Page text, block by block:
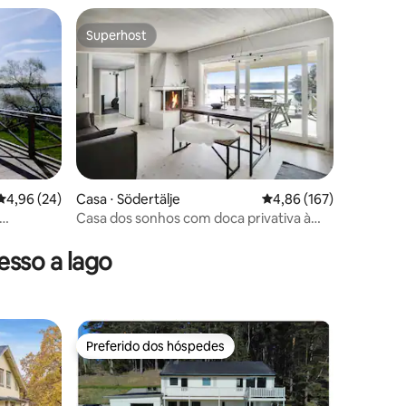
de uma avaliação média de 5, 24 avaliações
4,96 (24)
Superhost
Superhost
Casa ⋅ Södertälje 4,86 de uma avaliação
4,86 (167)
Casa dos sonhos com doca privativa à
a lago
Preferido dos hóspedes
Preferido dos hóspedes